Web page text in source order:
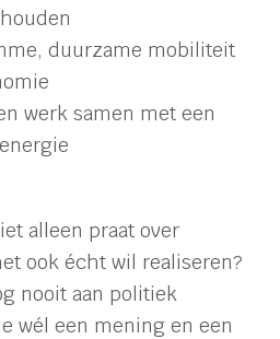
duurzame mobiliteit
werk samen met een
alleen praat over
ook écht wil realiseren?
nooit aan politiek
wél een mening en een